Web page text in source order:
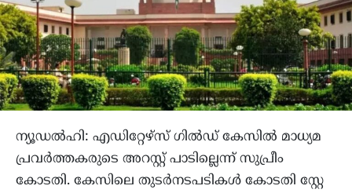
ന്യൂഡൽഹി: എഡിറ്റേഴ്സ് ഗില്‍ഡ് കേസില്‍ മാധ്യമ
പ്രവര്‍ത്തകരുടെ അറസ്റ്റ് പാടില്ലെന്ന് സുപ്രീം
കോടതി. കേസിലെ തുടര്‍നടപടികള്‍ കോടതി സ്റ്റേ